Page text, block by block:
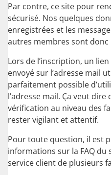
Par contre, ce site pour
sécurisé. Nos quelques
enregistrées et les
autres membres sont donc
Lors de l’inscription, un
envoyé sur l’adresse mail
parfaitement possible
l’adresse mail. Ça veut
vérification au niveau des
rester vigilant et attentif.
Pour toute question, il est
informations sur la FAQ du
service client de plusieurs